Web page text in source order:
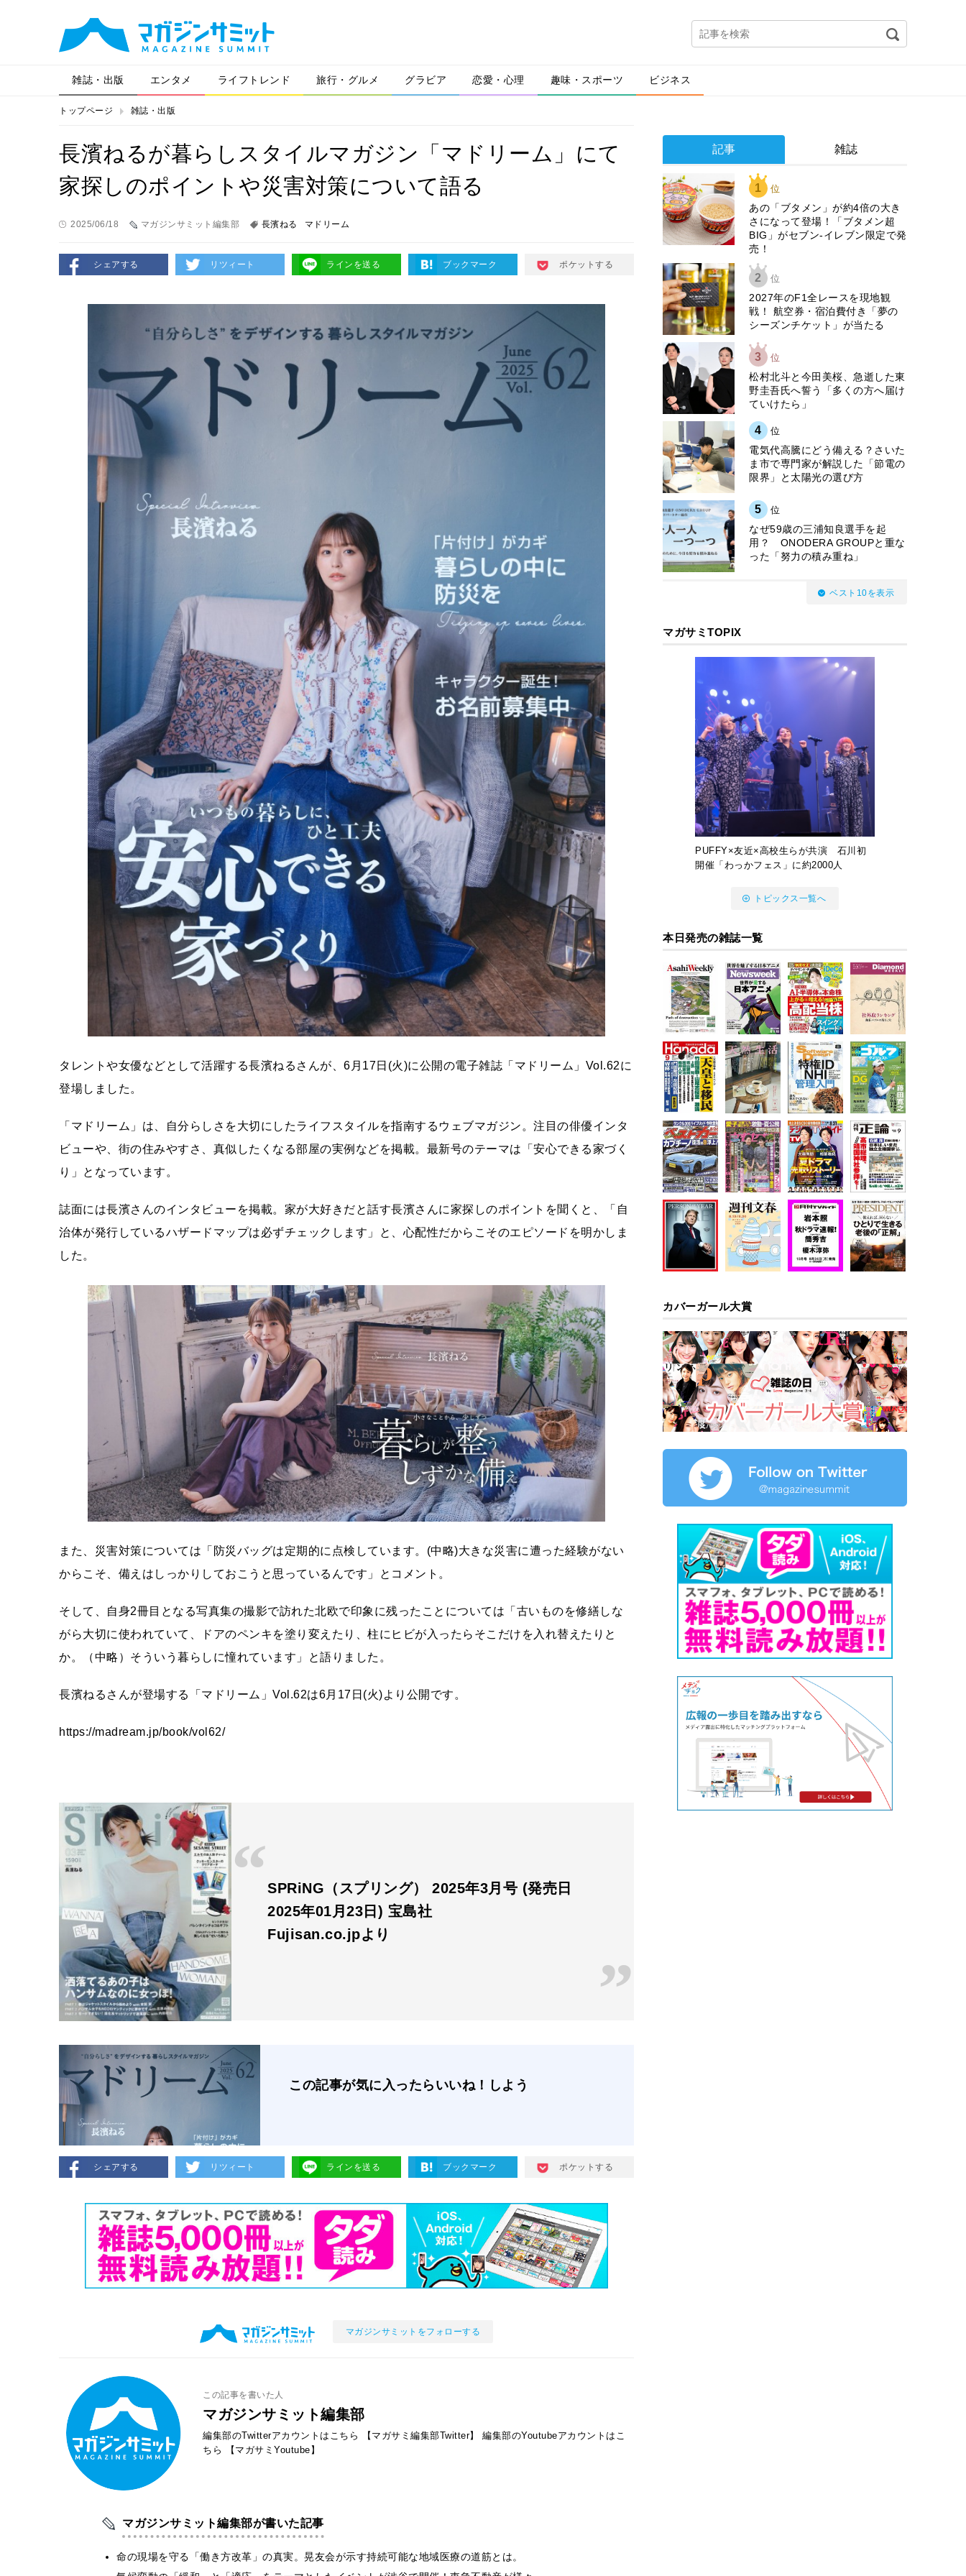
雑誌・出版 エンタメ ライフトレンド 旅行・グルメ グラビア 恋愛・心理 趣味・スポーツ ビジネス
トップページ 雑誌・出版
長濱ねるが暮らしスタイルマガジン「マドリーム」にて
家探しのポイントや災害対策について語る
2025/06/18 マガジンサミット編集部 長濱ねる マドリーム
シェアする リツィート ラインを送る ブックマーク ポケットする
タレントや女優などとして活躍する長濱ねるさんが、6月17日(火)に公開の電子雑誌「マドリーム」Vol.62に
登場しました。
「マドリーム」は、自分らしさを大切にしたライフスタイルを指南するウェブマガジン。注目の俳優インタ
ビューや、街の住みやすさ、真似したくなる部屋の実例などを掲載。最新号のテーマは「安心できる家づく
り」となっています。
誌面には長濱さんのインタビューを掲載。家が大好きだと話す長濱さんに家探しのポイントを聞くと、「自
治体が発行しているハザードマップは必ずチェックします」と、心配性だからこそのエピソードを明かしま
した。
また、災害対策については「防災バッグは定期的に点検しています。(中略)大きな災害に遭った経験がない
からこそ、備えはしっかりしておこうと思っているんです」とコメント。
そして、自身2冊目となる写真集の撮影で訪れた北欧で印象に残ったことについては「古いものを修繕しな
がら大切に使われていて、ドアのペンキを塗り変えたり、柱にヒビが入ったらそこだけを入れ替えたりと
か。（中略）そういう暮らしに憧れています」と語りました。
長濱ねるさんが登場する「マドリーム」Vol.62は6月17日(火)より公開です。
https://madream.jp/book/vol62/
SPRiNG（スプリング） 2025年3月号 (発売日
2025年01月23日) 宝島社
Fujisan.co.jpより
この記事が気に入ったらいいね！しよう
シェアする リツィート ラインを送る ブックマーク ポケットする
マガジンサミットをフォローする
この記事を書いた人
マガジンサミット編集部
編集部のTwitterアカウントはこちら 【マガサミ編集部Twitter】
編集部のYoutubeアカウントはこ
ちら
【マガサミYoutube】
マガジンサミット編集部が書いた記事
​命の現場を守る「働き方改革」の真実。晃友会が示す持続可能な地域医療の道筋とは。
記事 雑誌
1 位
あの「ブタメン」が約4倍の大き
さになって登場！「ブタメン超
BIG」がセブン‐イレブン限定で発
売！
2 位
2027年のF1全レースを現地観
戦！ 航空券・宿泊費付き「夢の
シーズンチケット」が当たる
3 位
松村北斗と今田美桜、急逝した東
野圭吾氏へ誓う「多くの方へ届け
ていけたら」
4 位
電気代高騰にどう備える？さいた
ま市で専門家が解説した「節電の
限界」と太陽光の選び方
5 位
なぜ59歳の三浦知良選手を起
用？ ONODERA GROUPと重な
った「努力の積み重ね」
ベスト10を表示
マガサミTOPIX
PUFFY×友近×高校生らが共演 石川初
開催「わっかフェス」に約2000人
トピックス一覧へ
本日発売の雑誌一覧
カバーガール大賞